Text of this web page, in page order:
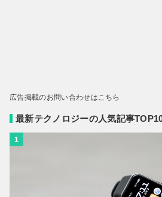
広告掲載のお問い合わせはこちら
最新テクノロジーの人気記事
1